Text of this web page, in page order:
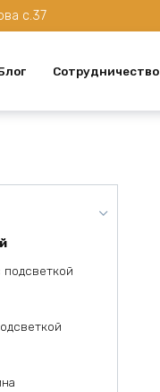
с.37
Сотрудничество
подсветкой